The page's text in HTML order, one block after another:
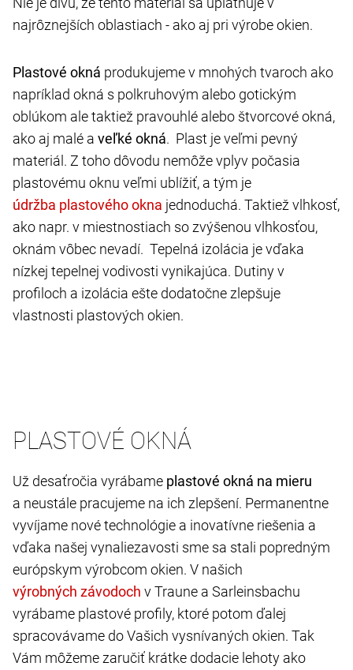
najrôznejších oblastiach - ako aj pri výrobe okien.
Plastové okná produkujeme v mnohých tvaroch ako
napríklad okná s polkruhovým alebo gotickým
oblúkom ale taktiež pravouhlé alebo štvorcové okná,
ako aj malé a veľké okná. Plast je veľmi pevný
materiál. Z toho dôvodu nemôže vplyv počasia
plastovému oknu veľmi ublížiť, a tým je
jednoduchá. Taktiež vlhkosť,
ako napr. v miestnostiach so zvýšenou vlhkosťou,
oknám vôbec nevadí. Tepelná izolácia je vďaka
nízkej tepelnej vodivosti vynikajúca. Dutiny v
profiloch a izolácia ešte dodatočne zlepšuje
vlastnosti plastových okien.
PLASTOVÉ OKNÁ
Už desaťročia vyrábame plastové okná na mieru
a neustále pracujeme na ich zlepšení. Permanentne
vyvíjame nové technológie a inovatívne riešenia a
vďaka našej vynaliezavosti sme sa stali popredným
európskym výrobcom okien. V našich
v Traune a Sarleinsbachu
vyrábame plastové profily, ktoré potom ďalej
spracovávame do Vašich vysnívaných okien. Tak
Vám môžeme zaručiť krátke dodacie lehoty ako